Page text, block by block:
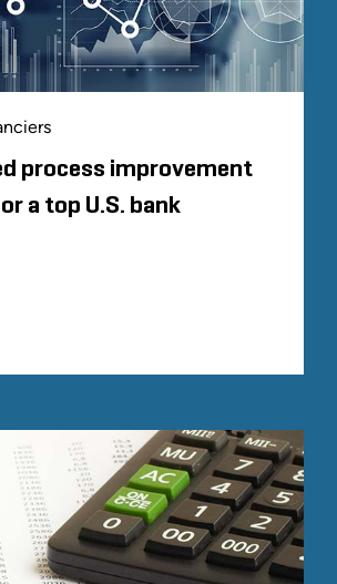
process improvement
a top U.S. bank